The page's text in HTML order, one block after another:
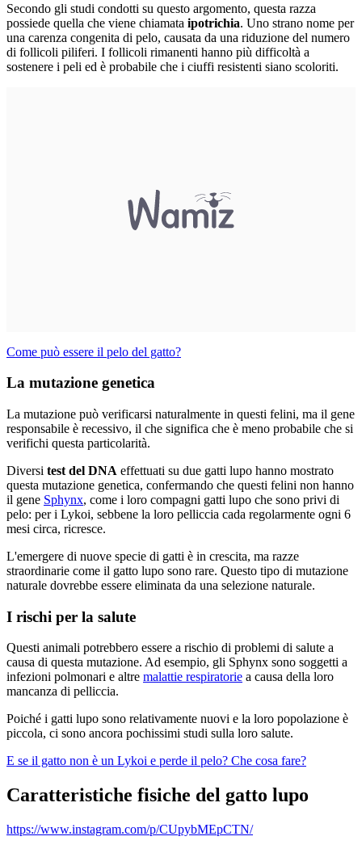
Secondo gli studi condotti su questo argomento, questa razza
possiede quella che viene chiamata ipotrichia. Uno strano nome per
una carenza congenita di pelo, causata da una riduzione del numero
di follicoli piliferi. I follicoli rimanenti hanno più difficoltà a
sostenere i peli ed è probabile che i ciuffi resistenti siano scoloriti.
Come può essere il pelo del gatto?
La mutazione genetica
La mutazione può verificarsi naturalmente in questi felini, ma il gene
responsabile è recessivo, il che significa che è meno probabile che si
verifichi questa particolarità.
Diversi test del DNA effettuati su due gatti lupo hanno mostrato
questa mutazione genetica, confermando che questi felini non hanno
il gene Sphynx, come i loro compagni gatti lupo che sono privi di
pelo: per i Lykoi, sebbene la loro pelliccia cada regolarmente ogni 6
mesi circa, ricresce.
L'emergere di nuove specie di gatti è in crescita, ma razze
straordinarie come il gatto lupo sono rare. Questo tipo di mutazione
naturale dovrebbe essere eliminata da una selezione naturale.
I rischi per la salute
Questi animali potrebbero essere a rischio di problemi di salute a
causa di questa mutazione. Ad esempio, gli Sphynx sono soggetti a
infezioni polmonari e altre malattie respiratorie a causa della loro
mancanza di pelliccia.
Poiché i gatti lupo sono relativamente nuovi e la loro popolazione è
piccola, ci sono ancora pochissimi studi sulla loro salute.
E se il gatto non è un Lykoi e perde il pelo? Che cosa fare?
Caratteristiche fisiche del gatto lupo
https://www.instagram.com/p/CUpybMEpCTN/